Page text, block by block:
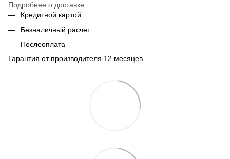
Подробнее о доставке
Кредитной картой
Безналичный расчет
Послеоплата
Гарантия от производителя 12 месяцев